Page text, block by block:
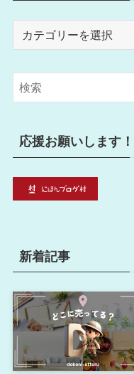
リ
ー
応援お願いします！
新着記事